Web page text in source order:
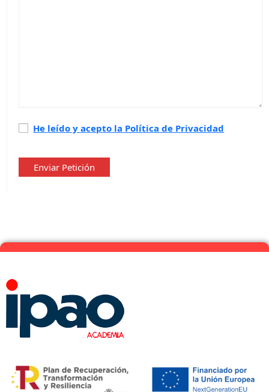
Política
privacidad*
He leído y acepto la Política de Privacidad
Enviar Petición